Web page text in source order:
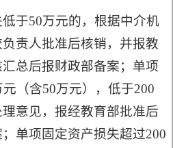
于50万元的，根据中介机
责人批准后核销，并报教
总后报财政部备案；单项
元（含50万元），低于200
意见，报经教育部批准后
单项固定资产损失超过200